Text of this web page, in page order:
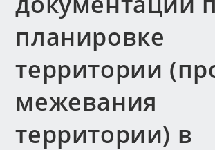
планировке
территории
межевания
территории) в